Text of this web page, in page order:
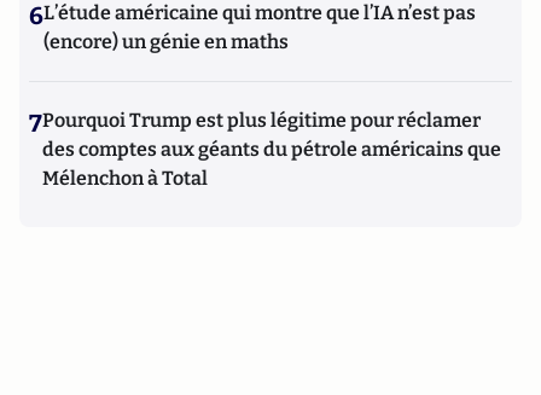
6L’étude américaine qui montre que l’IA n’est pas
(encore) un génie en maths
7Pourquoi Trump est plus légitime pour réclamer
des comptes aux géants du pétrole américains que
Mélenchon à Total